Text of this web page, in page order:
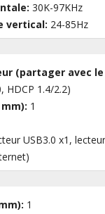
30K-97KHz
vertical: 24-85Hz
(partager avec
HDCP 1.4/2.2)
1
USB3.0 x1,
1